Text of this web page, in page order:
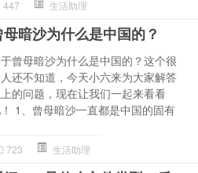
447 生活助理
母暗沙为什么是中国的？
曾母暗沙为什么是中国的？这个很
还不知道，今天小六来为大家解答
的问题，现在让我们一起来看看
1、曾母暗沙一直都是中国的固有
723 生活助理